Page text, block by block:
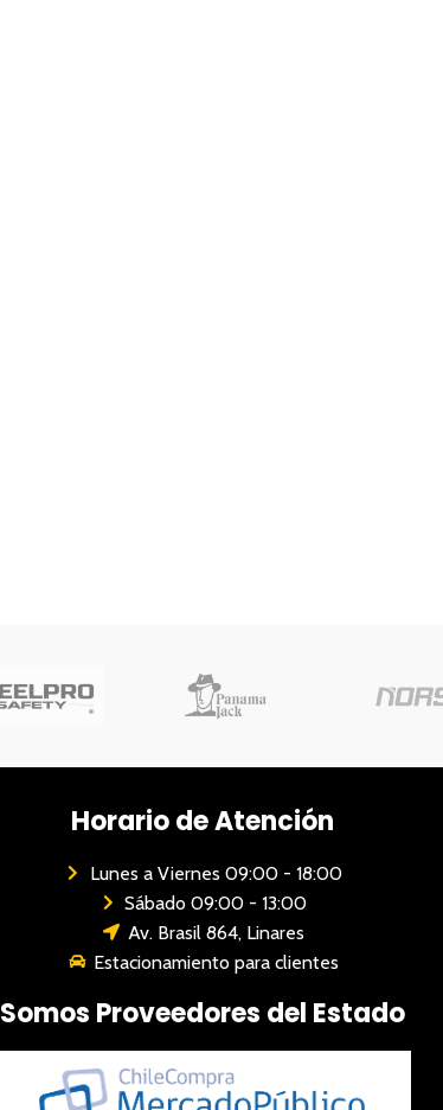
Horario de Atención
Lunes a Viernes 09:00 - 18:00
Sábado 09:00 - 13:00
Av. Brasil 864, Linares
Estacionamiento para clientes
Somos Proveedores del Estado